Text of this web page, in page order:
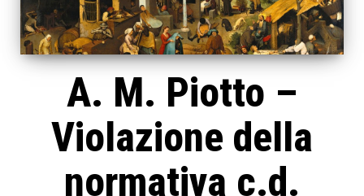
A. M. Piotto –
Violazione della
normativa c.d.